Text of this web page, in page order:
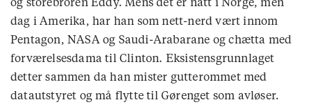
og storebroren Eddy. Mens det er natt i Norge, men
dag i Amerika, har han som nett-nerd vært innom
Pentagon, NASA og Saudi-Arabarane og chætta med
forværelsesdama til Clinton. Eksistensgrunnlaget
detter sammen da han mister gutterommet med
datautstyret og må flytte til Gørenget som avløser.